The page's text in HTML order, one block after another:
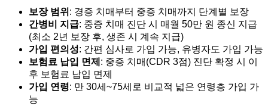
보장 범위 : 경증 치매부터 중증 치매까지 단계별 보장
간병비 지급: 중증 치매 진단 시 매월 50만 원 종신 지급
(최소 2년 보장 후, 생존 시 계속 지급)
가입 편의성: 간편 심사로 가입 가능, 유병자도 가입 가능
보험료 납입 면제 : 중증 치매(CDR 3점) 진단 확정 시 이
후 보험료 납입 면제
가입 연령: 만 30세~75세로 비교적 넓은 연령층 가입 가
능